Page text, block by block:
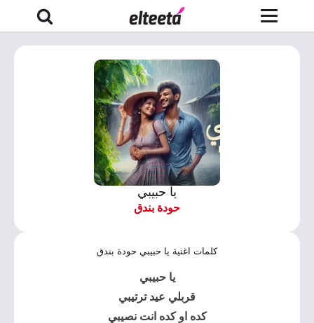
يا حبيبي
حودة بندق
كلمات اغنية يا حبيبي حودة بندق
يا حبيبي
قربلي عيد ترتيبي
كده او كده انت نصيبي